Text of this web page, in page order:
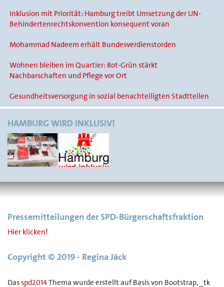
Inklusion mit Priorität: Hamburg treibt Umsetzung der UN-
Behindertenrechtskonvention konsequent voran
Mohammad Nadeem erhält Bundesverdienstorden
Wohnen bleiben im Quartier: Rot-Grün stärkt
Nachbarschaften und Pflege vor Ort
Gesundheitsversorgung in sozial benachteiligten Stadtteilen
HAMBURG WIRD INKLUSIV!
Pressemitteilungen der SPD-Bürgerschaftsfraktion
Hier klicken!
Copyright © 2019 - Regina Jäck
Dasspd2014Thema wurde erstellt auf Basis von Bootstrap, _tk